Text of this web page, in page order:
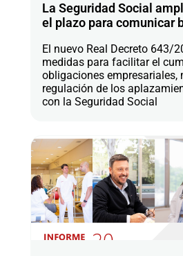
La Seguridad Social
el plazo para comunicar
El nuevo Real Decreto 643/
medidas para facilitar el
obligaciones empresariales,
regulación de los
con la Seguridad Social